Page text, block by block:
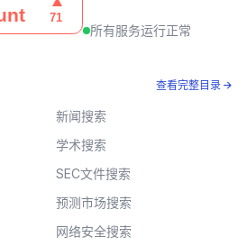
所有服务运行正常
查看完整目录 →
新闻搜索
学术搜索
SEC文件搜索
预测市场搜索
网络安全搜索